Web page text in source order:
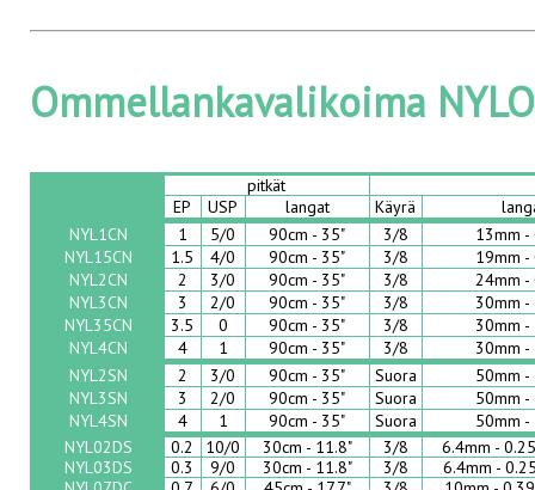
Ommellankavalikoima
pitkät
EP
USP langat Käyrä
NYL1CN
1 5/0 90cm - 35" 3/8
13mm -
NYL15CN
1.5 4/0 90cm - 35" 3/8
19mm -
NYL2CN
2 3/0 90cm - 35" 3/8
24mm -
NYL3CN
3 2/0 90cm - 35" 3/8
30mm -
NYL35CN
3.5 0 90cm - 35" 3/8
30mm -
NYL4CN
4 1 90cm - 35" 3/8
30mm -
NYL2SN
2 3/0 90cm - 35" Suora
50mm -
NYL3SN
3 2/0 90cm - 35" Suora
50mm -
NYL4SN
4 1 90cm - 35" Suora
50mm -
NYL02DS
0.2 10/0 30cm - 11.8" 3/8
6.4mm -
NYL03DS
0.3 9/0 30cm - 11.8" 3/8
6.4mm -